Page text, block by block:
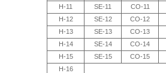
H-11
SE-11 CO-11
H-12
SE-12 CO-12
H-13
SE-13 CO-13
H-14
SE-14 CO-14
H-15
SE-15 CO-15
H-16